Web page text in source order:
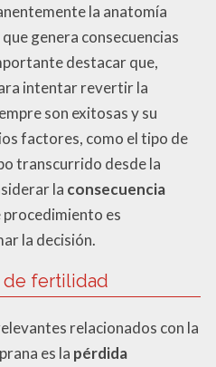
la anatomía
genera consecuencias
destacar que,
intentar revertir la
son exitosas y su
factores, como el tipo de
transcurrido desde la
la consecuencia
procedimiento es
la decisión.
de fertilidad
relacionados con la
es la pérdida